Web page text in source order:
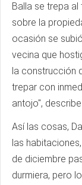
Balla se trepa
sobre la
ocasión se
vecina que
la construcción
trepar con
antojo",
Así las cosas,
las
de diciembre
durmiera, pero